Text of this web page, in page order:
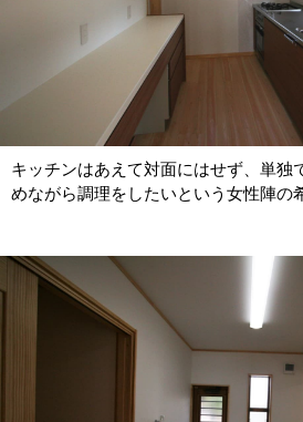
キッチンはあえて対面にはせず、単独
めながら調理をしたいという女性陣の